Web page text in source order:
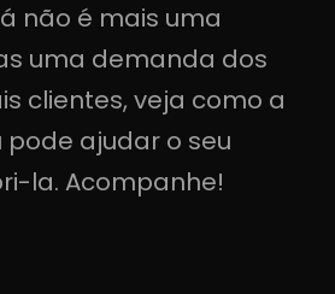
não é mais uma
uma demanda dos
clientes, veja como a
pode ajudar o seu
la. Acompanhe!